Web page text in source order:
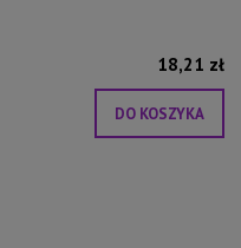
18,21 zł
DO KOSZYKA